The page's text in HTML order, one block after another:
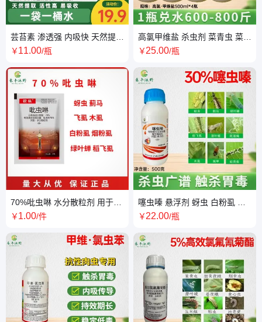
芸苔素 渗透强 内吸快 天然提取
活性高 适用范围广
￥11.00/瓶
70%吡虫啉 水分散粒剂 用于蚜
虫飞虱害虫杀虫剂
￥1.00/件
高氯甲维盐 杀虫剂 菜青虫 菜蛾
果树蔬菜 高含量
￥25.00/瓶
噻虫嗪 悬浮剂 蚜虫 白粉虱 卷
叶螟稻飞虱 厂家直供
￥22.00/瓶